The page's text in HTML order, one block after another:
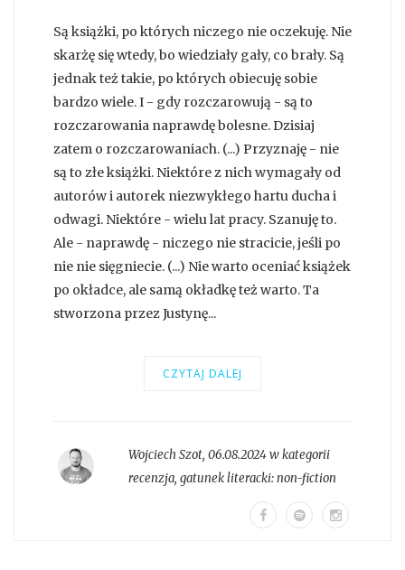
Są książki, po których niczego nie oczekuję. Nie
skarżę się wtedy, bo wiedziały gały, co brały. Są
jednak też takie, po których obiecuję sobie
bardzo wiele. I - gdy rozczarowują - są to
rozczarowania naprawdę bolesne. Dzisiaj
zatem o rozczarowaniach. (...) Przyznaję - nie
są to złe książki. Niektóre z nich wymagały od
autorów i autorek niezwykłego hartu ducha i
odwagi. Niektóre - wielu lat pracy. Szanuję to.
Ale - naprawdę - niczego nie stracicie, jeśli po
nie nie sięgniecie. (...) Nie warto oceniać książek
po okładce, ale samą okładkę też warto. Ta
stworzona przez Justynę...
CZYTAJ DALEJ
Wojciech Szot, 06.08.2024 w kategorii
recenzja, gatunek literacki:non-fiction